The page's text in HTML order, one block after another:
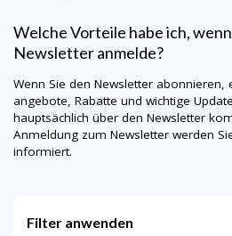
Welche Vorteile habe ich,
Newsletter anmelde?
Wenn Sie den Newsletter abonnieren,
angebote, Rabatte und wichtige
hauptsächlich über den Newsletter
Anmeldung zum Newsletter werden
informiert.
Filter anwenden